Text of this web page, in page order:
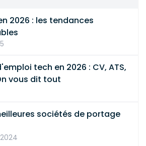
2026 : les tendances
tech en 2026 : CV, ATS,
vous dit tout
sociétés de portage